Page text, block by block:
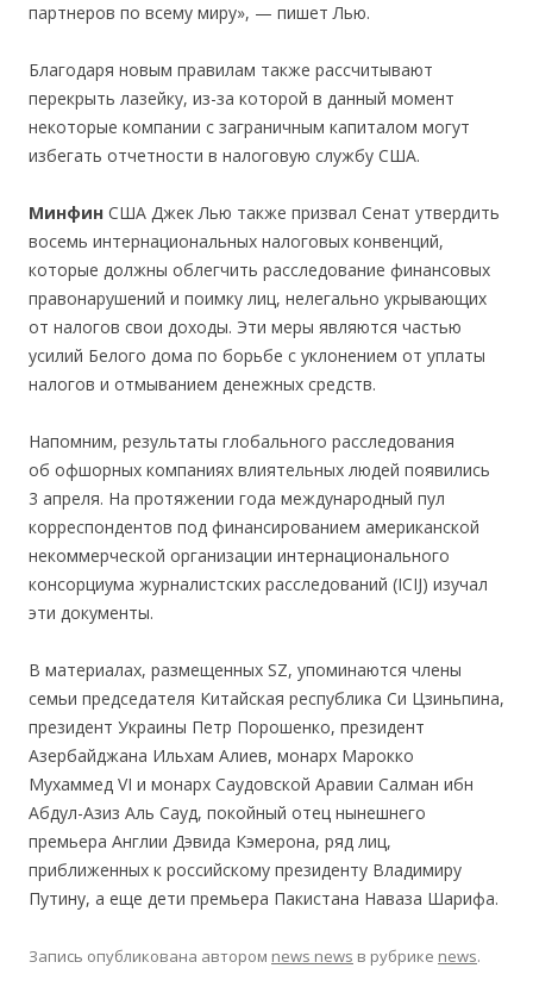
партнеров по всему миру», — пишет Лью.
Благодаря новым правилам также рассчитывают
перекрыть лазейку, из-за которой в данный момент
некоторые компании с заграничным капиталом могут
избегать отчетности в налоговую службу США.
Минфин США Джек Лью также призвал Сенат утвердить
восемь интернациональных налоговых конвенций,
которые должны облегчить расследование финансовых
правонарушений и поимку лиц, нелегально укрывающих
от налогов свои доходы. Эти меры являются частью
усилий Белого дома по борьбе с уклонением от уплаты
налогов и отмыванием денежных средств.
Напомним, результаты глобального расследования
об офшорных компаниях влиятельных людей появились
3 апреля. На протяжении года международный пул
корреспондентов под финансированием американской
некоммерческой организации интернационального
консорциума журналистских расследований (ICIJ) изучал
эти документы.
В материалах, размещенных SZ, упоминаются члены
семьи председателя Китайская республика Си Цзиньпина,
президент Украины Петр Порошенко, президент
Азербайджана Ильхам Алиев, монарх Марокко
Мухаммед VI и монарх Саудовской Аравии Салман ибн
Абдул-Азиз Аль Сауд, покойный отец нынешнего
премьера Англии Дэвида Кэмерона, ряд лиц,
приближенных к российскому президенту Владимиру
Путину, а еще дети премьера Пакистана Наваза Шарифа.
Запись опубликована автором news news в рубрике news.